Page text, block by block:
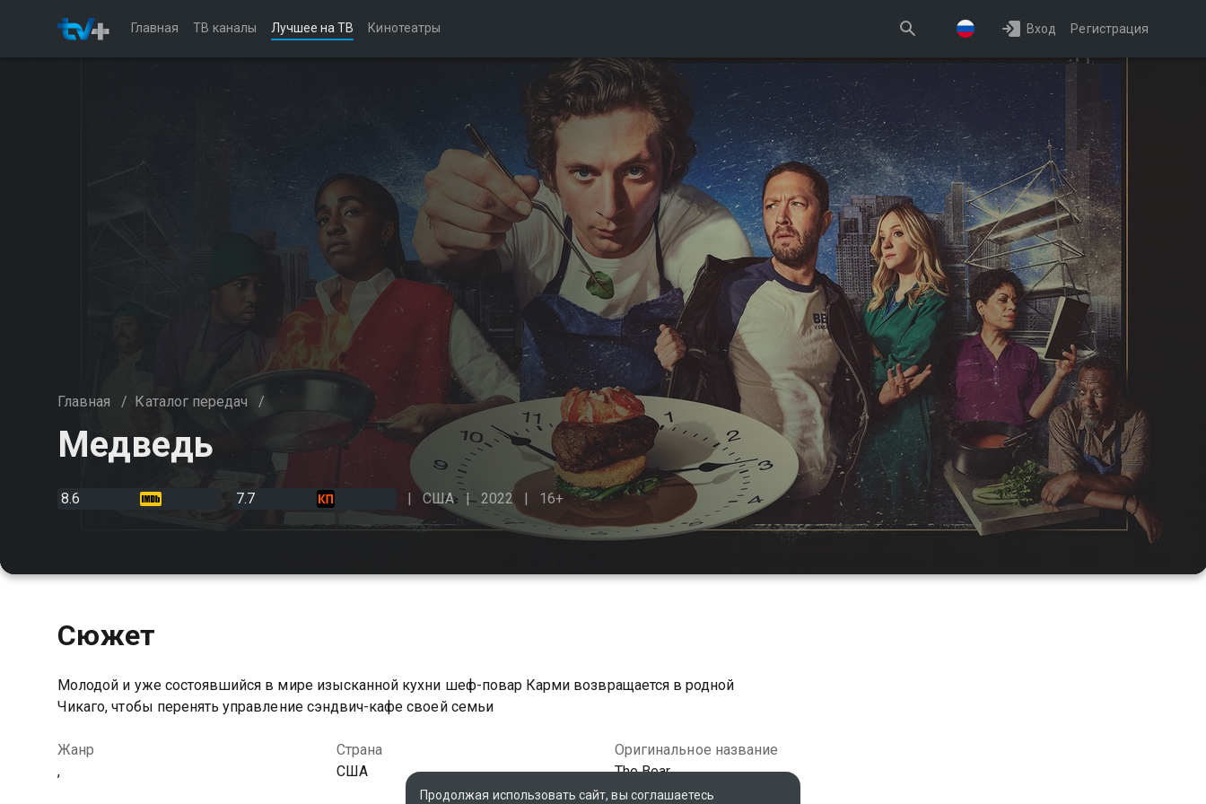
Главная ТВ каналы Лучшее на ТВ Кинотеатры Вход Регистрация
Главная / Каталог передач /
Медведь
8.6 7.7 США 2022 16+
Сюжет
Молодой и уже состоявшийся в мире изысканной кухни шеф-повар Карми возвращается в родной
Чикаго, чтобы перенять управление сэндвич-кафе своей семьи
Жанр
,
Страна
США
Оригинальное название
The Bear
Продолжая использовать сайт, вы соглашаетесь